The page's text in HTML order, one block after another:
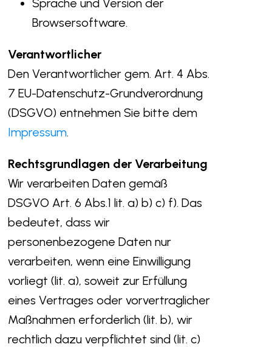
Sprache und Version der
Browsersoftware.
Verantwortlicher
Den Verantwortlicher gem. Art. 4 Abs.
7 EU-Datenschutz-Grundverordnung
(DSGVO) entnehmen Sie bitte dem
Impressum.
Rechtsgrundlagen der Verarbeitung
Wir verarbeiten Daten gemäß
DSGVO Art. 6 Abs.1 lit. a) b) c) f). Das
bedeutet, dass wir
personenbezogene Daten nur
verarbeiten, wenn eine Einwilligung
vorliegt (lit. a), soweit zur Erfüllung
eines Vertrages oder vorvertraglicher
Maßnahmen erforderlich (lit. b), wir
rechtlich dazu verpflichtet sind (lit. c)